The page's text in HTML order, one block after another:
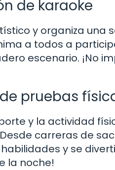
de karaoke
y organiza una
a todos a
escenario. ¡No
pruebas
y la actividad
carreras de
y se
la noche!